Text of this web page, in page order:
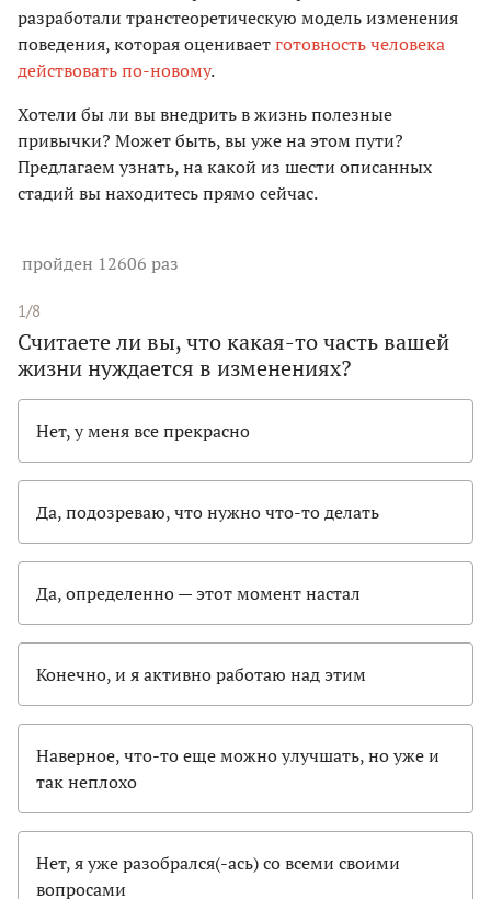
разработали транстеоретическую модель изменения
поведения, которая оцениваетготовность человека
действовать по-новому.
Хотели бы ли вы внедрить в жизнь полезные
привычки? Может быть, вы уже на этом пути?
Предлагаем узнать, на какой из шести описанных
стадий вы находитесь прямо сейчас.
пройден 12606 раз
1/8
Считаете ли вы, что какая-то часть вашей
жизни нуждается в изменениях?
Нет, у меня все прекрасно
Да, подозреваю, что нужно что-то делать
Да, определенно — этот момент настал
Конечно, и я активно работаю над этим
Наверное, что-то еще можно улучшать, но уже и
так неплохо
Нет, я уже разобрался(-ась) со всеми своими
вопросами